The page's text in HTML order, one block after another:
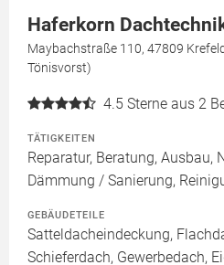
Haferkorn
Maybachstraße 110, 47809
Tönisvorst)
4.5 Sterne aus 2
TÄTIGKEITEN
Reparatur, Beratung, Ausbau,
Dämmung / Sanierung,
GEBÄUDETEILE
Satteldacheindeckung,
Schieferdach, Gewerbedach,